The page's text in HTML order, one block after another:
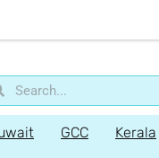
GCC Kerala